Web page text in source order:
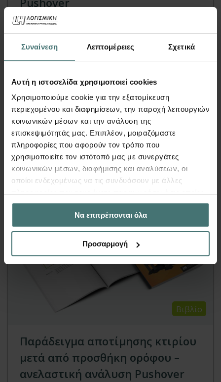
Συναίνεση Λεπτομέρειες Σχετικά
Αυτή η ιστοσελίδα χρησιμοποιεί cookies
Χρησιμοποιούμε cookie για την εξατομίκευση
περιεχομένου και διαφημίσεων, την παροχή λειτουργιών
κοινωνικών μέσων και την ανάλυση της
επισκεψιμότητάς μας. Επιπλέον, μοιραζόμαστε
πληροφορίες που αφορούν τον τρόπο που
χρησιμοποιείτε τον ιστότοπό μας με συνεργάτες
κοινωνικών μέσων, διαφήμισης και αναλύσεων, οι
οποίοι ενδεχομένως να τις συνδυάσουν με άλλες
έχουν συλλέξει σε σχέση με την από μέρους σας χρήση
των υπηρεσιών τους.Να επιτρέπονται όλα
Προσαρμογή
FespaR | Βιβλία
Αναλυτικόπαράδειγμαγια το πως να
πραγματοποιήσετε με τοFespaR αποτίμηση
σε αυτό.
Η αποτίμηση πραγματοποιείται σύμφωνα με
τονΚΑΝ.ΕΠΕ, μεελαστική ανάλυση
χρονοϊστορίας &ανελαστική ανάλυση
Pushover.
Περισσότερα
Βιβλίο
Παράδειγμα αποτίμησης κτιρίου
μετά από προσθήκη ορόφου –
ανελαστική ανάλυση Pushover